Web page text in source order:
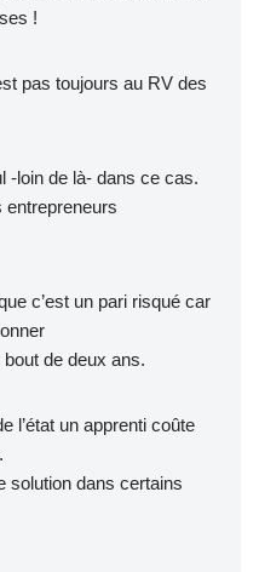
!
pas toujours au RV des
-loin de là- dans ce cas.
entrepreneurs
c’est un pari risqué car
de deux ans.
l’état un apprenti coûte
solution dans certains